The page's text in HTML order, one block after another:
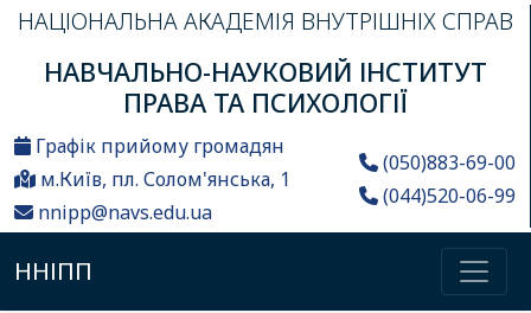
НАЦІОНАЛЬНА АКАДЕМІЯ ВНУТРІШНІХ СПРАВ
НАВЧАЛЬНО-НАУКОВИЙ ІНСТИТУТ
ПРАВА ТА ПСИХОЛОГІЇ
Графік прийому громадян
м.Київ, пл. Солом'янська, 1
nnipp@navs.edu.ua
(050)883-69-00
(044)520-06-99
ННІПП